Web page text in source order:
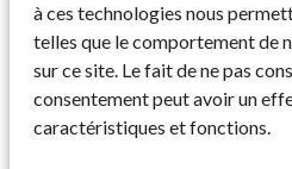
à ces technologies nous
telles que le comportement de
sur ce site. Le fait de ne pas
consentement peut avoir un
caractéristiques et fonctions.